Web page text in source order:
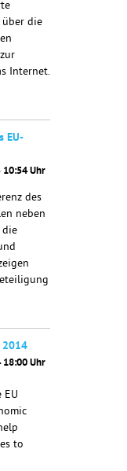
die
Internet.
EU-
10:54 Uhr
des
neben
die
2014
18:00 Uhr
EU
to